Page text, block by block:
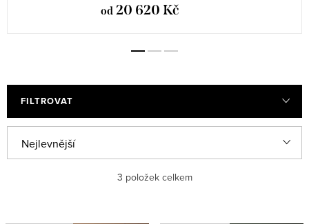
od 20 620 Kč
FILTROVAT
ý
a
Nejlevnější
3 položek celkem